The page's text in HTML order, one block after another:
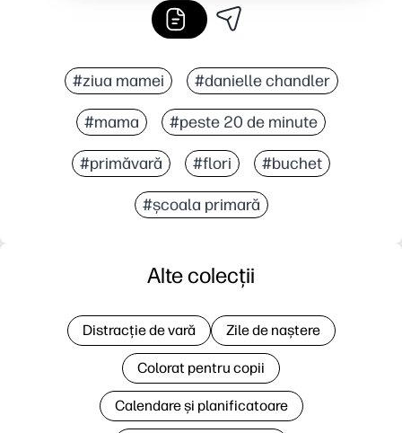
#ziua mamei #danielle chandler
#mama #peste 20 de minute
#primăvară #flori #buchet
#școala primară
Alte colecții
Distracție de vară Zile de naștere
Colorat pentru copii
Calendare și planificatoare